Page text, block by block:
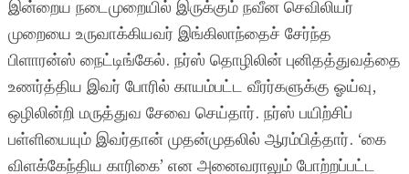
இன்றைய நடைமுறையில் இருக்கும் நவீன செவிலியர்
முறையை உருவாக்கியவர் இங்கிலாந்தைச் சேர்ந்த
பிளாரன்ஸ் நைட்டிங்கேல். நர்ஸ் தொழிலின் புனிதத்துவத்தை
உணர்த்திய இவர் போரில் காயம்பட்ட வீரர்களுக்கு ஓய்வு,
ஒழிலின்றி மருத்துவ சேவை செய்தார். நர்ஸ் பயிற்சிப்
பள்ளியையும் இவர்தான் முதன்முதலில் ஆரம்பித்தார். ‘கை
விளக்கேந்திய காரிகை’ என அனைவராலும் போற்றப்பட்ட